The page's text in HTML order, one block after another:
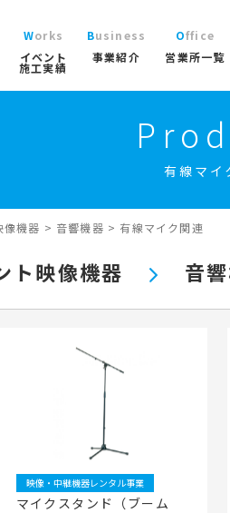
イベント用テント
トレーラーハウス
ステージ
スポーツ施設資材
地面養生資材
会場設営用品
屋内イベント 展示会
イベント映像機器
撮影機材・中継機材
イベント
施工実績
Works
事業紹介
Business
ト事業 屋内イベント事業
キッズ・アミューズメント事業
営業所一覧
Office
実績 商品
有線マイ
像機器 > 音響機器 > 有線マイク関連
ト映像機器 音
映像・中継機器レンタル事業
マイクスタンド（ブーム